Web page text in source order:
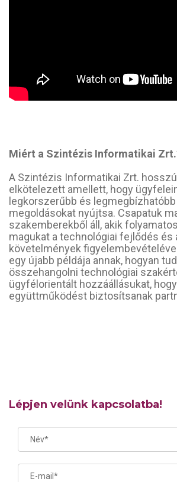
Miért a Szintézis Informatikai
A Szintézis Informatikai Zrt.
elkötelezett amellett, hogy
legkorszerűbb és
megoldásokat nyújtsa. Csapatuk
szakemberekből áll, akik
magukat a technológiai fejlődés és
követelmények
egy újabb példája annak, hogyan
összehangolni technológiai
ügyfélorientált hozzáállásukat,
együttműködést biztosítsanak
Lépjen velünk kapcsolatba!